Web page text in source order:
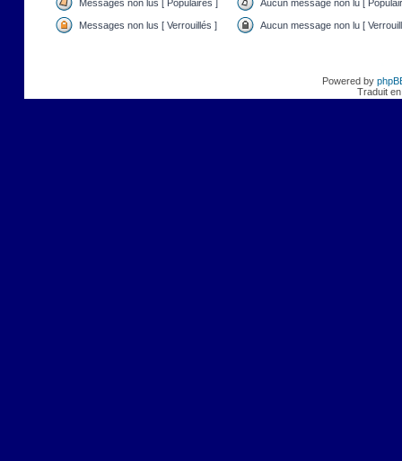
Messages non lus [ Populaires ] Aucun message non lu [
Messages non lus [ Verrouillés ] Aucun message non lu [
Powered by
Traduit